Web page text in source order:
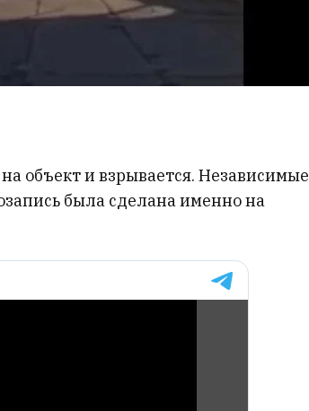
объект и взрывается. Независимые
была сделана именно на